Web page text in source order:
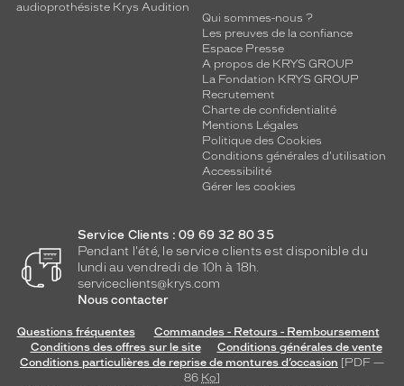
audioprothésiste Krys Audition
Qui sommes-nous ?
Les preuves de la confiance
Espace Presse
A propos de KRYS GROUP
La Fondation KRYS GROUP
Recrutement
Charte de confidentialité
Mentions Légales
Politique des Cookies
Conditions générales d'utilisation
Accessibilité
Gérer les cookies
Service Clients : 09 69 32 80 35
Pendant l'été, le service clients est disponible du
lundi au vendredi de 10h à 18h.
serviceclients@krys.com
Nous contacter
Questions fréquentes
Commandes - Retours - Remboursement
Conditions des offres sur le site
Conditions générales de vente
Conditions particulières de reprise de montures d’occasion [PDF —
86 Ko]